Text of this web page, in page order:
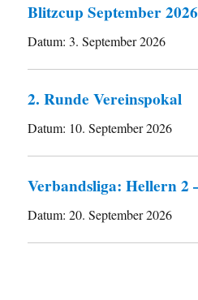
Blitzcup September 2026
Datum: 3. September 2026
2. Runde Vereinspokal
Datum: 10. September 2026
Verbandsliga: Hellern 2
Datum:20. September 2026